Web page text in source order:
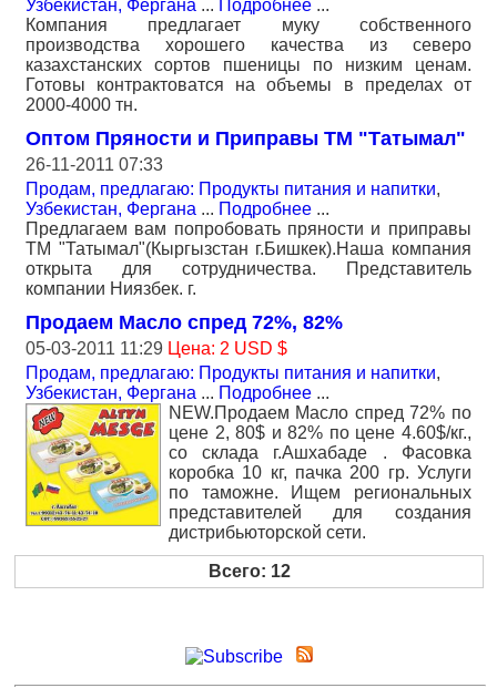
Узбекистан, Фергана ... Подробнее ...
Компания предлагает муку собственного
производства хорошего качества из северо
казахстанских сортов пшеницы по низким ценам.
Готовы контрактоватся на объемы в пределах от
2000-4000 тн.
Оптом Пряности и Приправы ТМ "Татымал"
26-11-2011 07:33
Продам, предлагаю: Продукты питания и напитки,
Узбекистан, Фергана ... Подробнее ...
Предлагаем вам попробовать пряности и приправы
ТМ "Татымал"(Кыргызстан г.Бишкек).Наша компания
открыта для сотрудничества. Представитель
компании Ниязбек. г.
Продаем Масло спред 72%, 82%
05-03-2011 11:29 Цена: 2 USD $
Продам, предлагаю: Продукты питания и напитки,
Узбекистан, Фергана ... Подробнее ...
NEW.Продаем Масло спред 72% по
цене 2, 80$ и 82% по цене 4.60$/кг.,
со склада г.Ашхабаде . Фасовка
коробка 10 кг, пачка 200 гр. Услуги
по таможне. Ищем региональных
представителей для создания
дистрибьюторской сети.
Всего: 12